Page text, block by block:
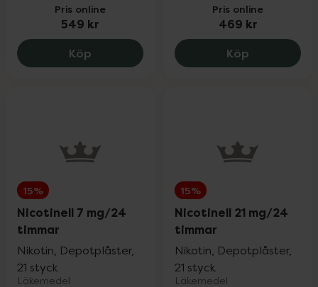
Pris online
549 kr
Köp Nicotinell Mint 2 mg, 549 kr.
Pris online
469 kr
Köp Nicotinell
15%
Nicotinell 7 mg/24
timmar
Nikotin, Depotplåster,
21 styck
Läkemedel
15%
Nicotinell 21 mg/24
timmar
Nikotin, Depotplåster,
21 styck
Läkemedel